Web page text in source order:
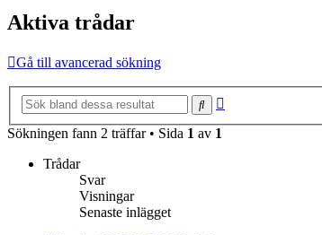
Aktiva trådar
Gå till avancerad sökning
Sök
Sökningen fann 2 träffar • Sida 1 av 1
Trådar
Svar
Visningar
Senaste inlägget